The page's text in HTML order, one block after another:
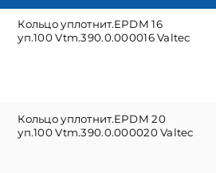
Кольцо уплотнит.EPDM 16
уп.100 Vtm.390.0.000016 Valtec
Кольцо уплотнит.EPDM 20
уп.100 Vtm.390.0.000020 Valtec